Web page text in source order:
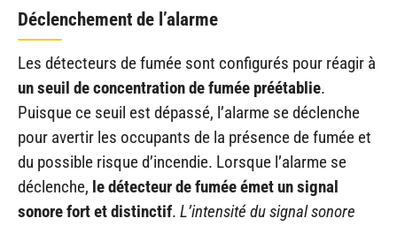
Déclenchement de l’alarme
Les détecteurs de fumée sont configurés pour réagir à
un seuil de concentration de fumée préétablie.
Puisque ce seuil est dépassé, l’alarme se déclenche
pour avertir les occupants de la présence de fumée et
du possible risque d’incendie. Lorsque l’alarme se
déclenche, le détecteur de fumée émet un signal
sonore fort et distinctif. L’intensité du signal sonore